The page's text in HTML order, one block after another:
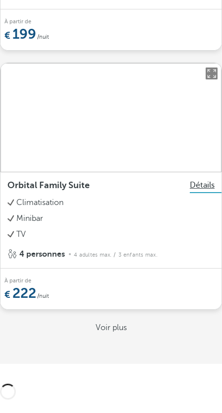
À partir de
199 /nuit
Orbital Family Suite
Détails
Climatisation
Minibar
TV
4 personnes 4 adultes max. / 3 enfants max.
À partir de
222 /nuit
Voir plus